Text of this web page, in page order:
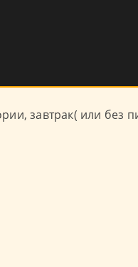
завтрак( или